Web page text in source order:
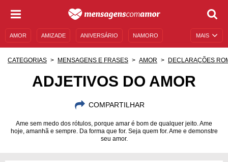
MAIS
AMOR AMIZADE ANIVERSÁRIO NAMORO
CATEGORIAS MENSAGENS E FRASES AMOR DECLARAÇÕES
ADJETIVOS DO AMOR
COMPARTILHAR
Ame sem medo dos rótulos, porque amar é bom de qualquer jeito. Ame
hoje, amanhã e sempre. Da forma que for. Seja quem for. Ame e demonstre
seu amor.